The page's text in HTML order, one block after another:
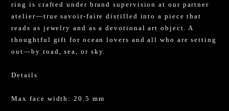
ring is crafted under brand supervision at our partner
atelier—true savoir-faire distilled into a piece that
reads as jewelry and as a devotional art object. A
thoughtful gift for ocean lovers and all who are setting
out—by road, sea, or sky.
Details
Max face width: 20.5 mm